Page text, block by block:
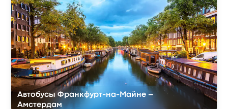
Автобусы Франкфурт-на-Майне –
Амстердам